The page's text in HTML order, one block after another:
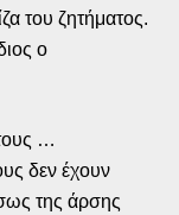
του ζητήματος.
ο
…
δεν έχουν
της άρσης